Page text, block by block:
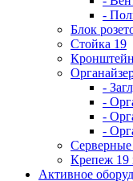
-
Блок
Стойка 19
-
-
-
-
Крепеж 19
Активное